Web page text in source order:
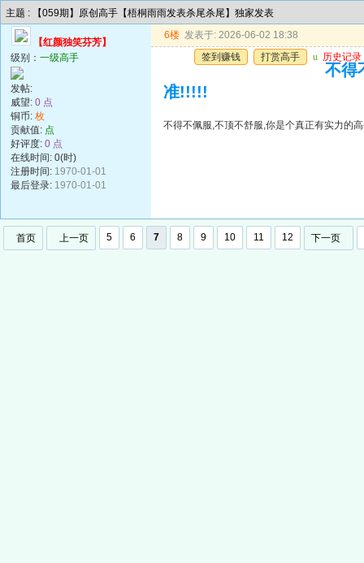
主题 : 【059期】原创高手【梧桐雨雨发表杀尾杀尾】独家发表
【红颜独笑芬芳】
级别： 一级高手
发帖:
威望: 0 点
铜币: 枚
贡献值: 点
好评度: 0 点
在线时间: 0(时)
注册时间: 1970-01-01
最后登录: 1970-01-01
6楼 发表于: 2026-06-02 18:38
签到赚钱
打赏高手 u 历史记录
不得
准!!!!!
不得不佩服,不顶不舒服,你是个真正有实力的
首页 上一页 5 6 7 8 9 10 11 12 下一页